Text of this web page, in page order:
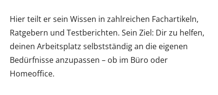
Hier teilt er sein Wissen in zahlreichen Fachartikeln,
Ratgebern und Testberichten. Sein Ziel: Dir zu helfen,
deinen Arbeitsplatz selbstständig an die eigenen
Bedürfnisse anzupassen – ob im Büro oder
Homeoffice.